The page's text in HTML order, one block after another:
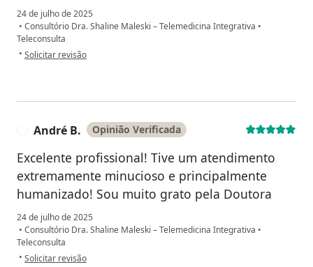
24 de julho de 2025
• Consultório Dra. Shaline Maleski – Telemedicina Integrativa •
Teleconsulta
• na opinião do utilizador Aline M.
Solicitar revisão
André B. Opinião Verificada
Excelente profissional! Tive um atendimento
extremamente minucioso e principalmente
humanizado! Sou muito grato pela Doutora
24 de julho de 2025
• Consultório Dra. Shaline Maleski – Telemedicina Integrativa •
Teleconsulta
• na opinião do utilizador André B.
Solicitar revisão